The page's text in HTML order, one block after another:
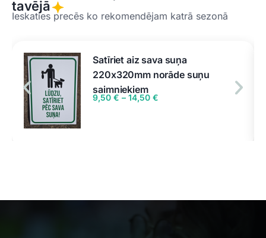
tavējā
Ieskaties precēs ko rekomendējam katrā sezonā
Satīriet aiz sava suņa
220x320mm norāde suņu
saimniekiem
9,50€ – 14,50€